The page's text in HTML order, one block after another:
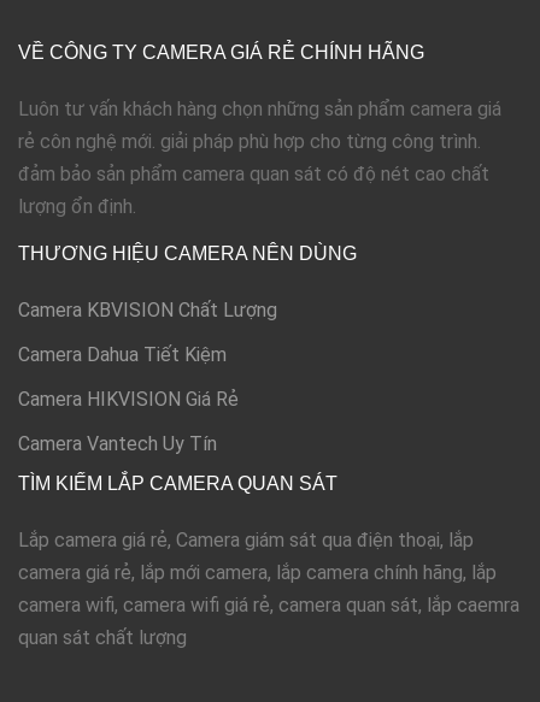
VỀ CÔNG TY CAMERA GIÁ RẺ CHÍNH HÃNG
Luôn tư vấn khách hàng chọn những sản phẩm camera giá
rẻ côn nghệ mới. giải pháp phù hợp cho từng công trình.
đảm bảo sản phẩm camera quan sát có độ nét cao chất
lượng ổn định.
THƯƠNG HIỆU CAMERA NÊN DÙNG
Camera KBVISION Chất Lượng
Camera Dahua Tiết Kiệm
Camera HIKVISION Giá Rẻ
Camera Vantech Uy Tín
TÌM KIẾM LẮP CAMERA QUAN SÁT
Lắp camera giá rẻ, Camera giám sát qua điện thoại, lắp
camera giá rẻ, lắp mới camera, lắp camera chính hãng, lắp
camera wifi, camera wifi giá rẻ, camera quan sát, lắp caemra
quan sát chất lượng